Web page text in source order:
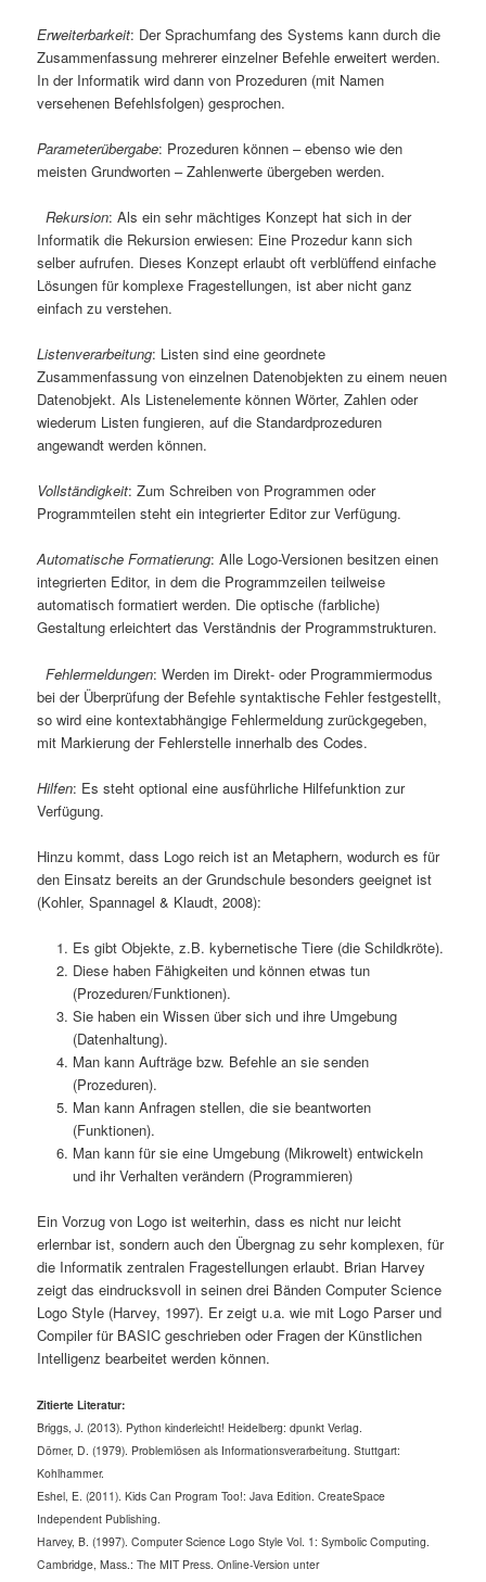
Erweiterbarkeit: Der Sprachumfang des Systems kann durch die
Zusammenfassung mehrerer einzelner Befehle erweitert werden.
In der Informatik wird dann von Prozeduren (mit Namen
versehenen Befehlsfolgen) gesprochen.
Parameterübergabe: Prozeduren können – ebenso wie den
meisten Grundworten – Zahlenwerte übergeben werden.
Rekursion: Als ein sehr mächtiges Konzept hat sich in der
Informatik die Rekursion erwiesen: Eine Prozedur kann sich
selber aufrufen. Dieses Konzept erlaubt oft verblüffend einfache
Lösungen für komplexe Fragestellungen, ist aber nicht ganz
einfach zu verstehen.
Listenverarbeitung: Listen sind eine geordnete
Zusammenfassung von einzelnen Datenobjekten zu einem neuen
Datenobjekt. Als Listenelemente können Wörter, Zahlen oder
wiederum Listen fungieren, auf die Standardprozeduren
angewandt werden können.
Vollständigkeit: Zum Schreiben von Programmen oder
Programmteilen steht ein integrierter Editor zur Verfügung.
Automatische Formatierung: Alle Logo-Versionen besitzen einen
integrierten Editor, in dem die Programmzeilen teilweise
automatisch formatiert werden. Die optische (farbliche)
Gestaltung erleichtert das Verständnis der Programmstrukturen.
Fehlermeldungen: Werden im Direkt- oder Programmiermodus
bei der Überprüfung der Befehle syntaktische Fehler festgestellt,
so wird eine kontextabhängige Fehlermeldung zurückgegeben,
mit Markierung der Fehlerstelle innerhalb des Codes.
Hilfen: Es steht optional eine ausführliche Hilfefunktion zur
Verfügung.
Hinzu kommt, dass Logo reich ist an Metaphern, wodurch es für
den Einsatz bereits an der Grundschule besonders geeignet ist
(Kohler, Spannagel & Klaudt, 2008):
Es gibt Objekte, z.B. kybernetische Tiere (die Schildkröte).
Diese haben Fähigkeiten und können etwas tun
(Prozeduren/Funktionen).
Sie haben ein Wissen über sich und ihre Umgebung
(Datenhaltung).
Man kann Aufträge bzw. Befehle an sie senden
(Prozeduren).
Man kann Anfragen stellen, die sie beantworten
(Funktionen).
Man kann für sie eine Umgebung (Mikrowelt) entwickeln
und ihr Verhalten verändern (Programmieren)
Ein Vorzug von Logo ist weiterhin, dass es nicht nur leicht
erlernbar ist, sondern auch den Übergnag zu sehr komplexen, für
die Informatik zentralen Fragestellungen erlaubt. Brian Harvey
zeigt das eindrucksvoll in seinen drei Bänden Computer Science
Logo Style (Harvey, 1997). Er zeigt u.a. wie mit Logo Parser und
Compiler für BASIC geschrieben oder Fragen der Künstlichen
Intelligenz bearbeitet werden können.
Zitierte Literatur:
Briggs, J. (2013). Python kinderleicht! Heidelberg: dpunkt Verlag.
Dörner, D. (1979). Problemlösen als Informationsverarbeitung. Stuttgart:
Kohlhammer.
Eshel, E. (2011). Kids Can Program Too!: Java Edition. CreateSpace
Independent Publishing.
Harvey, B. (1997). Computer Science Logo Style Vol. 1: Symbolic Computing.
Cambridge, Mass.: The MIT Press. Online-Version unter